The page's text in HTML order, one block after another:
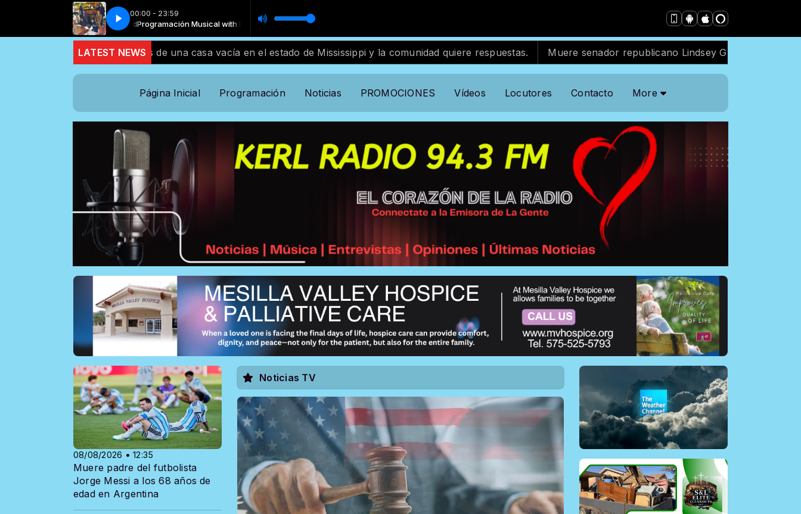
00:00 - 23:59
Programación Musical with Locutor standardProgramación Musical with Locutor standard
Los Bukis - Quiereme Los Bukis - Quiereme
LATEST NEWS
árbol detrás de una casa vacía en el estado de Mississippi y la comunidad quiere respuestas. Muere senador republicano Lindsey Graham, estrecho aliado de
Página Inicial Programación Noticias PROMOCIONES Vídeos Locutores Contacto More
Noticias TV
08/08/2026 • 12:35
Muere padre del futbolista
Jorge Messi a los 68 años de
edad en Argentina